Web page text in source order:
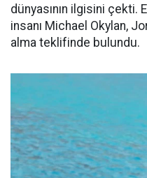
dünyasının ilgisini çekti.
insanı Michael Okylan,
alma teklifinde bulundu.